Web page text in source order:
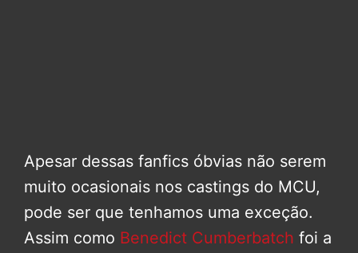
Apesar dessas fanfics óbvias não serem
muito ocasionais nos castings do MCU,
pode ser que tenhamos uma exceção.
Assim como Benedict Cumberbatch foi a